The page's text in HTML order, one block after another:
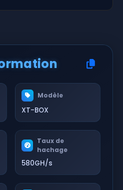
Modèle
XT-BOX
Taux de
hachage
580GH/s